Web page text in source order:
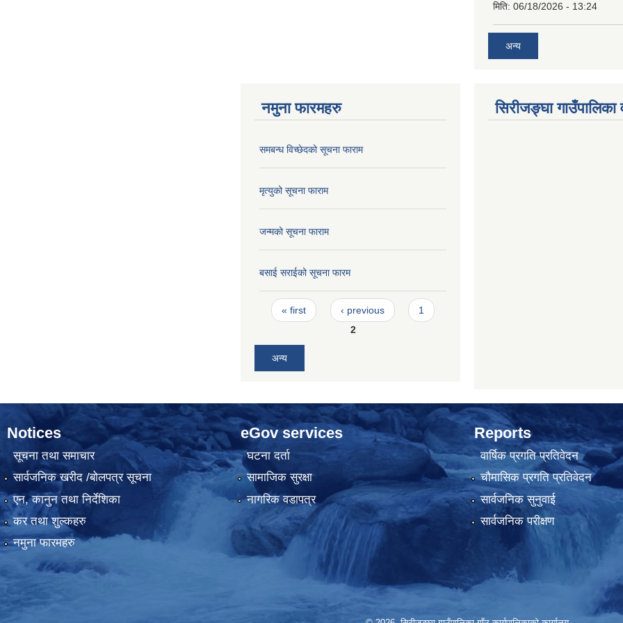
मिति: 06/18/2026 - 13:24
अन्य
नमुना फारमहरु
समबन्ध विच्छेदको सूचना फाराम
मृत्युको सूचना फाराम
जन्मको सूचना फाराम
बसाई सराईको सूचना फारम
Pages
« first ‹ previous
1
2
अन्य
सिरीजङ्घा गाउँपालिका
Notices
सूचना तथा समाचार
सार्वजनिक खरीद /बोलपत्र सूचना
एन, कानुन तथा निर्देशिका
कर तथा शुल्कहरु
नमुना फारमहरु
eGov services
घटना दर्ता
सामाजिक सुरक्षा
नागरिक वडापत्र
Reports
वार्षिक प्रगति प्रतिवेदन
चौमासिक प्रगति प्रतिवेदन
सार्वजनिक सुनुवाई
सार्वजनिक परीक्षण